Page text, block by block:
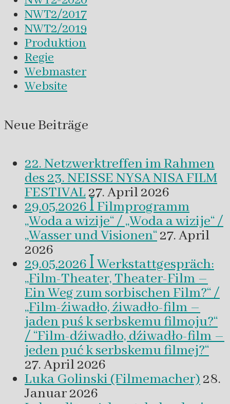
NWT2/2017
NWT2/2019
Produktion
Regie
Webmaster
Website
Neue Beiträge
22. Netzwerktreffen im Rahmen
des 23. NEISSE NYSA NISA FILM
FESTIVAL27. April 2026
29.05.2026 ꟾ Filmprogramm
„Woda a wizije“ / „Woda a wizije“ /
„Wasser und Visionen“27. April
2026
29.05.2026 ꟾ Werkstattgespräch:
„Film-Theater, Theater-Film –
Ein Weg zum sorbischen Film?“ /
„Film-źiwadło, źiwadło-film –
jaden puś k serbskemu filmoju?“
/ “Film-dźiwadło, dźiwadło-film –
jeden puć k serbskemu filmej?“
27. April 2026
Luka Golinski (Filmemacher)28.
Januar 2026